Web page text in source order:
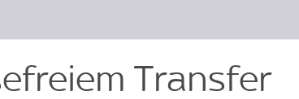
Transfer